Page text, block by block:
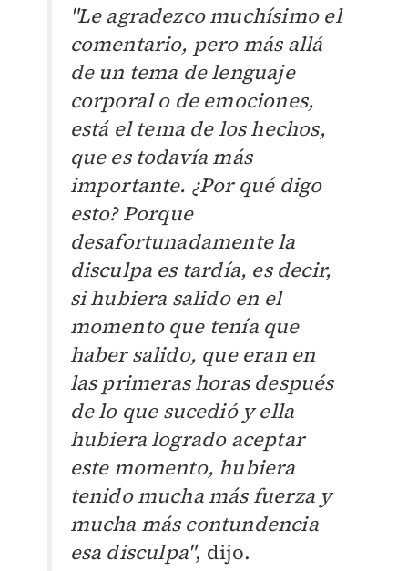
"Le agradezco muchísimo el
comentario, pero más allá
de un tema de lenguaje
corporal o de emociones,
está el tema de los hechos,
que es todavía más
importante. ¿Por qué digo
esto? Porque
desafortunadamente la
disculpa es tardía, es decir,
si hubiera salido en el
momento que tenía que
haber salido, que eran en
las primeras horas después
de lo que sucedió y ella
hubiera logrado aceptar
este momento, hubiera
tenido mucha más fuerza y
mucha más contundencia
esa disculpa", dijo.